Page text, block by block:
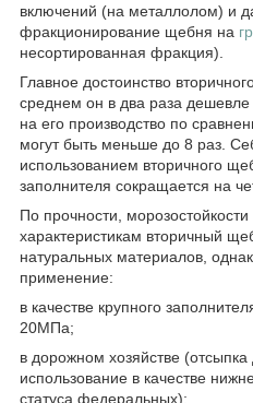
включений (на металлолом) и
фракционирование щебня на
несортированная фракция).
Главное достоинство
среднем он в два раза дешевле
на его производство по
могут быть меньше до 8 раз.
использованием вторичного
заполнителя сокращается на
По прочности,
характеристикам вторичный
натуральных материалов,
применение:
в качестве крупного
20МПа;
в дорожном хозяйстве (отсыпка
использование в качестве
статуса федеральных);